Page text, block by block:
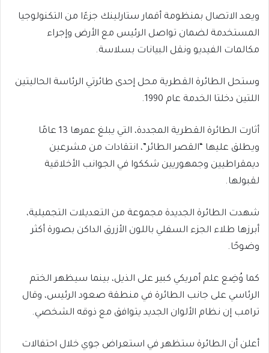
ويعد الاتصال بمنظومة أقمار ستارلينك جزءًا من التكنولوجيا
المستخدمة لضمان تواصل الرئيس مع الأرض وإجراء
مكالمات الفيديو ونقل البيانات بسلاسة.
وستحل الطائرة القطرية محل إحدى طائرتي الرئاسة الحاليتين
اللتين دخلتا الخدمة عام 1990.
أثارت الطائرة القطرية المجددة، التي يبلغ عمرها 13 عامًا
ويطلق عليها “القصر الطائر”، انتقادات من مشرعين
ديمقراطيين وجمهوريين شككوا في الجوانب الأخلاقية
لقبولها.
شهدت الطائرة الجديدة مجموعة من التعديلات التجميلية،
أبرزها طلاء الجزء السفلي باللون الأزرق الداكن بصورة أكثر
وضوحًا.
كما وُضِع علم أمريكي كبير على الذيل، بينما سيظهر الختم
الرئاسي على جانب الطائرة في منطقة صعود الرئيس، وقال
ترامب إن نظام الألوان الجديد يتوافق مع ذوقه الشخصي.
أعلن أن الطائرة ستظهر في استعراض جوي خلال احتفالات